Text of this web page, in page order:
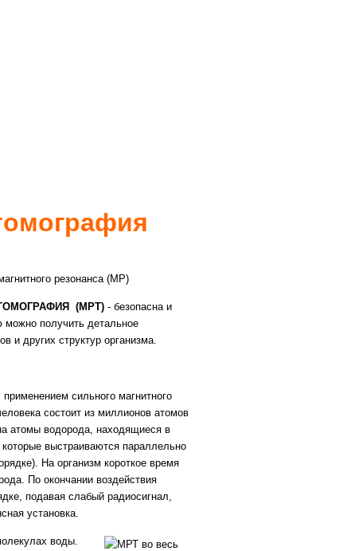
резонанса (МР)
(МРТ) - безопасна и
получить детальное
и других структур организма.
сильного магнитного
состоит из миллионов атомов
атомы водорода, находящиеся в
выстраиваются параллельно
На организм короткое время
По окончании воздействия
подавая слабый радиосигнал,
установка.
воды.